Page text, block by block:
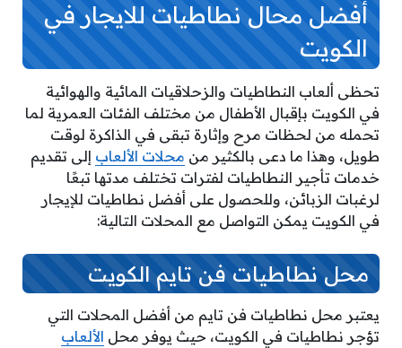
أفضل محال نطاطيات للايجار في
الكويت
تحظى ألعاب النطاطيات والزحلاقيات المائية والهوائية
في الكويت بإقبال الأطفال من مختلف الفئات العمرية لما
تحمله من لحظات مرح وإثارة تبقى في الذاكرة لوقت
طويل، وهذا ما دعى بالكثير من محلات الألعاب إلى تقديم
خدمات تأجير النطاطيات لفترات تختلف مدتها تبعًا
لرغبات الزبائن، وللحصول على أفضل نطاطيات للإيجار
في الكويت يمكن التواصل مع المحلات التالية:
محل نطاطيات فن تايم الكويت
يعتبر محل نطاطيات فن تايم من أفضل المحلات التي
تؤجر نطاطيات في الكويت، حيث يوفر محل الألعاب